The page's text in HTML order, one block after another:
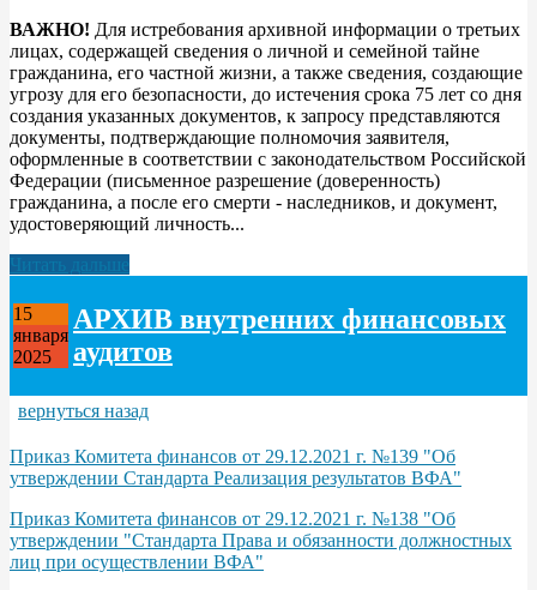
ВАЖНО! Для истребования архивной информации о третьих
лицах, содержащей сведения о личной и семейной тайне
гражданина, его частной жизни, а также сведения, создающие
угрозу для его безопасности, до истечения срока 75 лет со дня
создания указанных документов, к запросу представляются
документы, подтверждающие полномочия заявителя,
оформленные в соответствии с законодательством Российской
Федерации (письменное разрешение (доверенность)
гражданина, а после его смерти - наследников, и документ,
удостоверяющий личность...
Читать дальше
15
января
2025
АРХИВ внутренних финансовых
аудитов
вернуться назад
Приказ Комитета финансов от 29.12.2021 г. №139 "Об
утверждении Стандарта Реализация результатов ВФА"
Приказ Комитета финансов от 29.12.2021 г. №138 "Об
утверждении "Стандарта Права и обязанности должностных
лиц при осуществлении ВФА"